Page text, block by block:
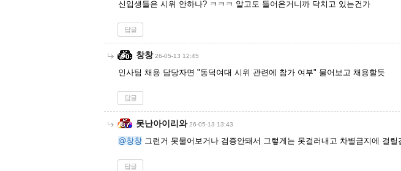
신입생들은 시위 안하나? ㅋㅋㅋ 알고도 들어온거니까 닥치고 있는건가
답글
창창 26-05-13 12:45
인사팀 채용 담당자면 "동덕여대 시위 관련에 참가 여부" 물어보고 채용할듯
답글
못난아이리와 26-05-13 13:43
@창창 그런거 못물어보거나 검증안돼서 그렇게는 못걸러내고 차별금지에 걸
답글